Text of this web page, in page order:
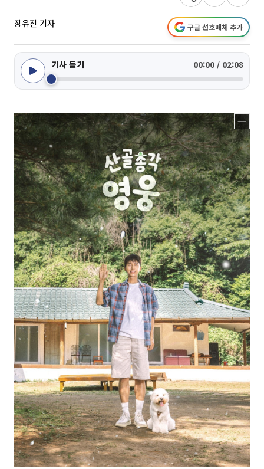
장유진 기자 구글 선호매체 추가
기사 듣기 00:00 / 02:08